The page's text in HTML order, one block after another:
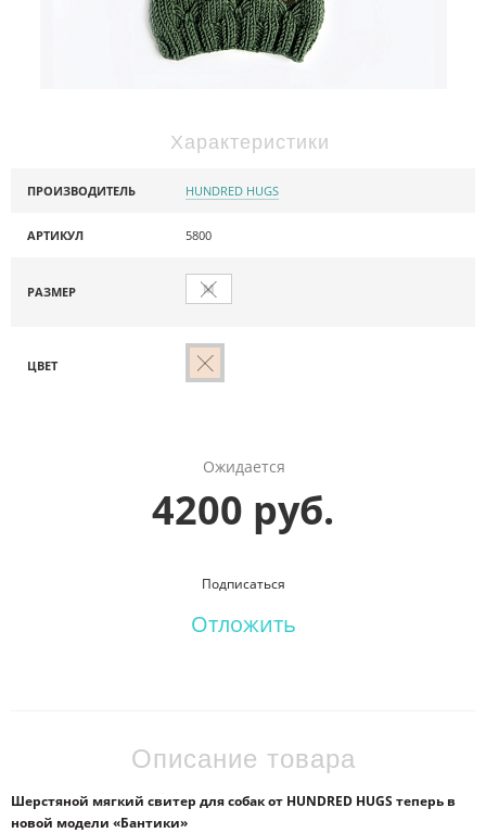
Характеристики
ПРОИЗВОДИТЕЛЬ HUNDRED HUGS
АРТИКУЛ 5800
РАЗМЕР M
ЦВЕТ
Ожидается
4200 руб.
Подписаться
Отложить
Описание товара
Шерстяной мягкий свитер для собак от HUNDRED HUGS теперь в
новой модели «Бантики»